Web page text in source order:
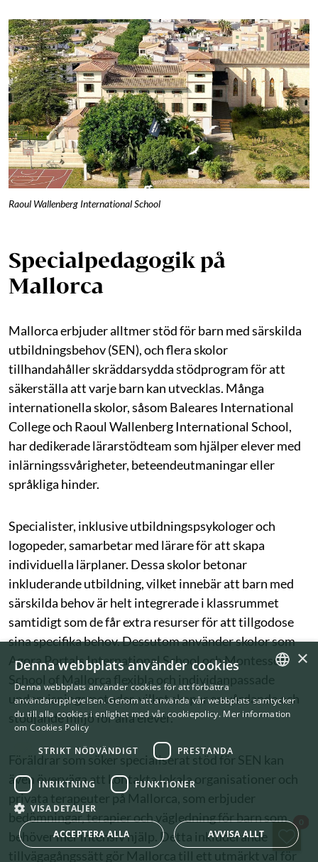
Raoul Wallenberg International School
Specialpedagogik på
Mallorca
Mallorca erbjuder alltmer stöd för barn med särskilda
utbildningsbehov (SEN), och flera skolor
tillhandahåller skräddarsydda stödprogram för att
säkerställa att varje barn kan utvecklas. Många
internationella skolor, såsom Baleares International
College och Raoul Wallenberg International School,
har dedikerade lärarstödteam som hjälper elever med
inlärningssvårigheter, beteendeutmaningar eller
språkliga hinder.
Specialister, inklusive utbildningspsykologer och
logopeder, samarbetar med lärare för att skapa
individuella lärplaner. Dessa skolor betonar
inkluderande utbildning, vilket innebär att barn med
särskilda behov är helt integrerade i klassrummet
samtidigt som de får extra resurser för att tillgodose
sina specifika behov. Dessutom använder skolor som
Agora Portals International School och Montessori
School of Mallorca flexibla och individanpassade
undervisningsmetoder, vilket skapar en vårdande och
stödjande miljö för alla elever.
Föräldrar som söker specialiserat stöd för SEN kan
även överväga att kontakta lokala organisationer och
privata terapeuter på Mallorca, som erbjuder
bedömningar, terapier och vägledning för barn som
behöver mer intensiv hjälp. Detta inkluderande
tillvägagångssätt gör Mallorca till ett utmärkt val för
ENGLISH
SWEDISH
×
Denna webbplats använder cookies
Denna webbplats använder cookies för att förbättra
användarupplevelsen. Genom att använda vår webbplats samtycker
du till alla cookies i enlighet med vår cookiepolicy. Mer information
om Cookies Policy
STRIKT NÖDVÄNDIGT
PRESTANDA
INRIKTNING FUNKTIONER
VISA DETALJER
ACCEPTERA ALLA AVVISA ALLT